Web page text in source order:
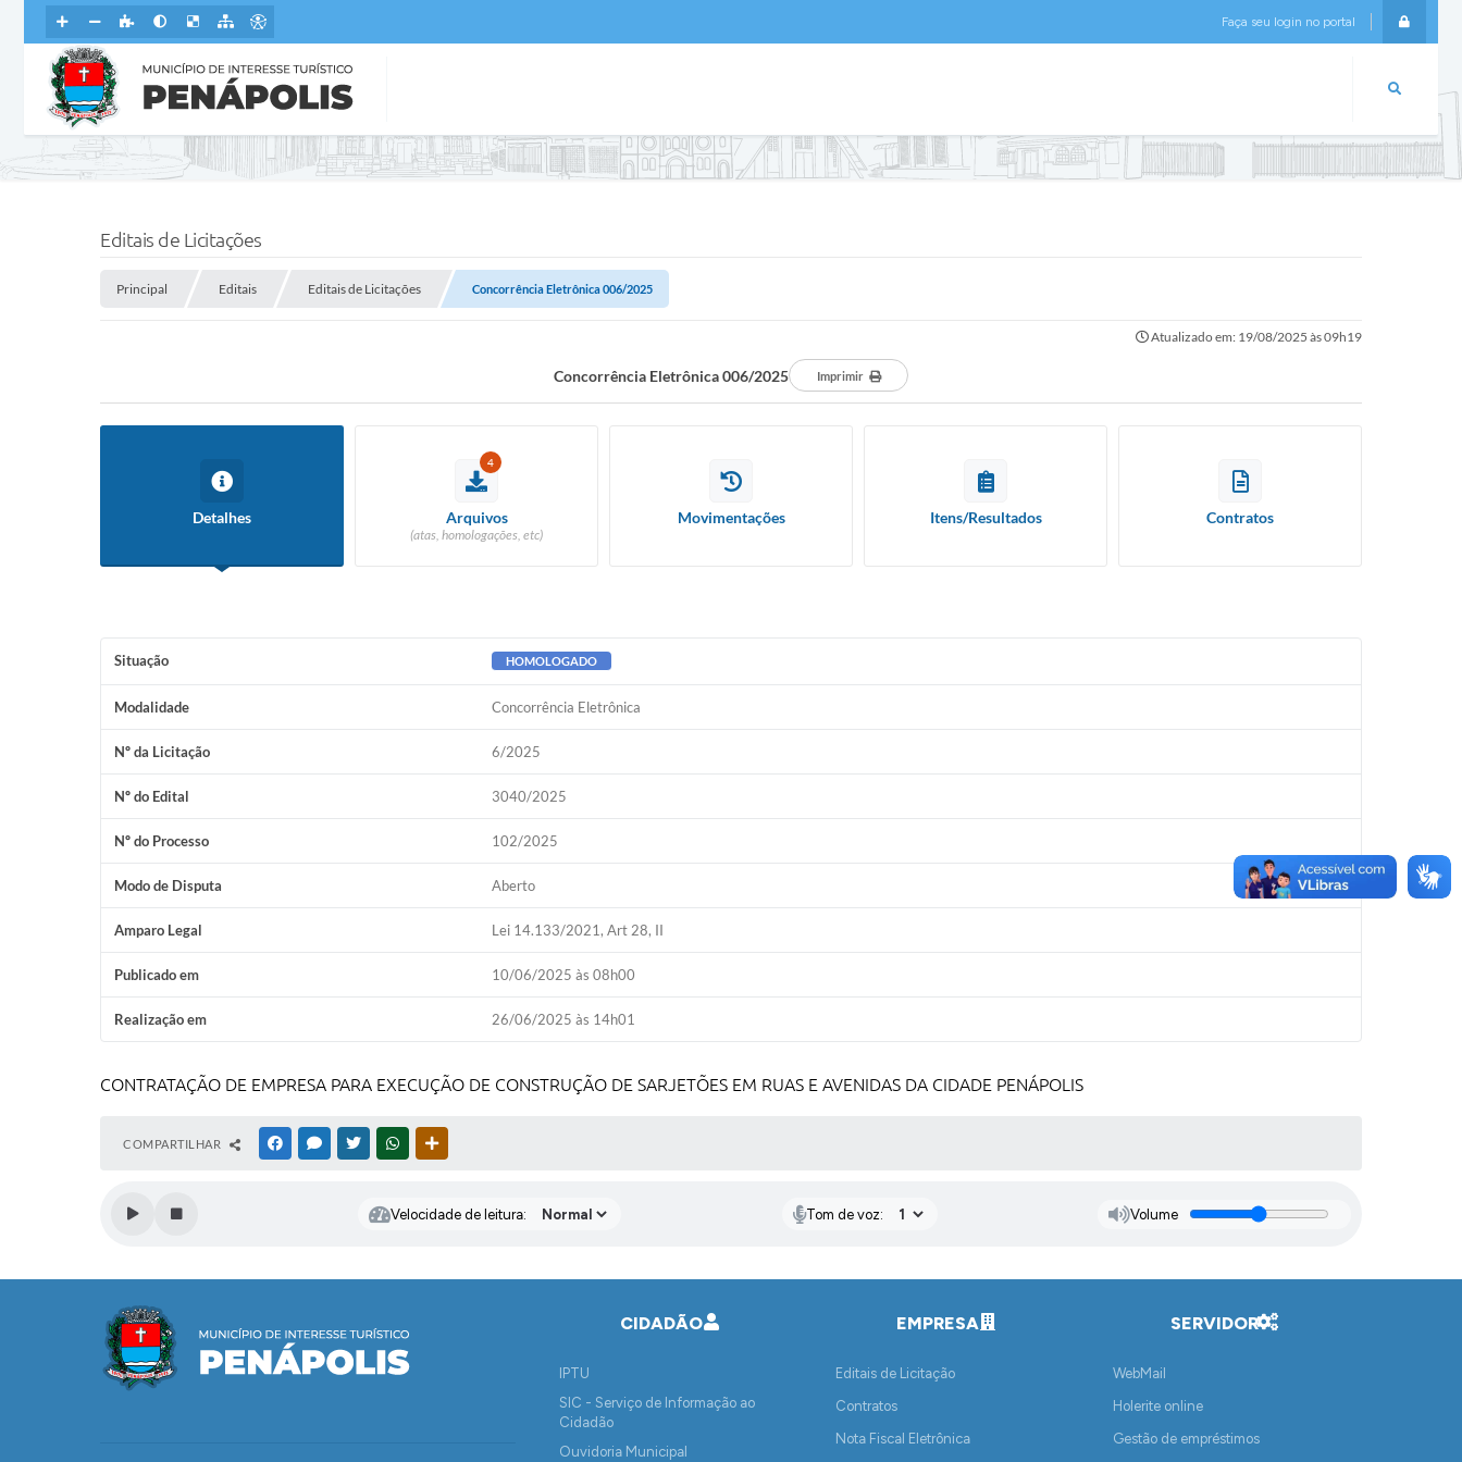
Faça seu login no portal
Editais de Licitações
Principal Editais Editais de Licitações Concorrência Eletrônica 006/2025
Atualizado em: 19/08/2025 às 09h19
Concorrência Eletrônica 006/2025 Imprimir
Detalhes
4
Arquivos
(atas, homologações, etc)
Movimentações Itens/Resultados Contratos
Situação HOMOLOGADO
Modalidade Concorrência Eletrônica
Nº da Licitação 6/2025
Nº do Edital 3040/2025
Nº do Processo 102/2025
Modo de Disputa Aberto
Amparo Legal Lei 14.133/2021, Art 28, II
Publicado em 10/06/2025 às 08h00
Realização em 26/06/2025 às 14h01
CONTRATAÇÃO DE EMPRESA PARA EXECUÇÃO DE CONSTRUÇÃO DE SARJETÕES EM RUAS E AVENIDAS DA CIDADE PENÁPOLIS
COMPARTILHAR FACEBOOKMESSENGER
TWITTERWHATSAPP
Velocidade de leitura: Tom de voz: Volume
CIDADÃO
IPTU
SIC - Serviço de Informação ao
Cidadão
Ouvidoria Municipal
EMPRESA
Editais de Licitação
Contratos
Nota Fiscal Eletrônica
SERVIDOR
WebMail
Holerite online
Gestão de empréstimos